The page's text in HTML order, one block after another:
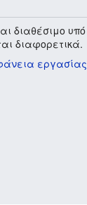
διαθέσιμο υπό
διαφορετικά.
εργασίας